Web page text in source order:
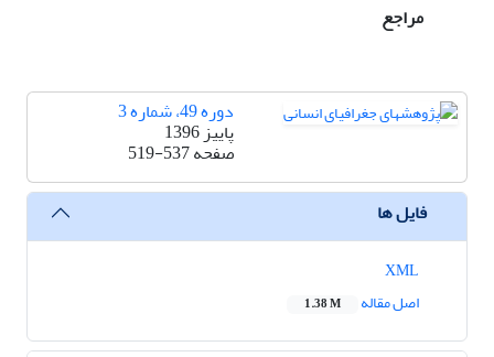
مراجع
دوره 49، شماره 3
پاییز 1396
صفحه519-537
فایل ها
اصل مقاله
1.38 M